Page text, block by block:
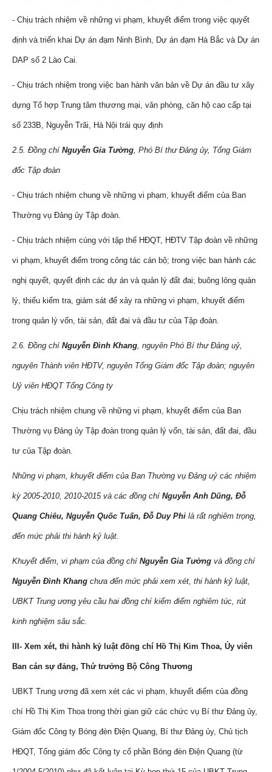
- Chịu trách nhiệm về những vi phạm, khuyết điểm trong việc quyết
định và triển khai Dự án đạm Ninh Bình, Dự án đạm Hà Bắc và Dự án
DAP số 2 Lào Cai.
- Chịu trách nhiệm trong việc ban hành văn bản về Dự án đầu tư xây
dựng Tổ hợp Trung tâm thương mại, văn phòng, căn hộ cao cấp tại
số 233B, Nguyễn Trãi, Hà Nội trái quy định
2.5. Đồng chí Nguyễn Gia Tường, Phó Bí thư Đảng ủy, Tổng Giám
đốc Tập đoàn
- Chịu trách nhiệm chung về những vi phạm, khuyết điểm của Ban
Thường vụ Đảng ủy Tập đoàn.
- Chịu trách nhiệm cùng với tập thể HĐQT, HĐTV Tập đoàn về những
vi phạm, khuyết điểm trong công tác cán bộ; trong việc ban hành các
nghị quyết, quyết định các dự án và quản lý đất đai; buông lỏng quản
lý, thiếu kiểm tra, giám sát để xảy ra những vi phạm, khuyết điểm
trong quản lý vốn, tài sản, đất đai và đầu tư của Tập đoàn.
2.6. Đồng chí Nguyễn Đình Khang, nguyên Phó Bí thư Đảng uỷ,
nguyên Thành viên HĐTV, nguyên Tổng Giám đốc Tập đoàn; nguyên
Uỷ viên HĐQT Tổng Công ty
Chịu trách nhiệm chung về những vi phạm, khuyết điểm của Ban
Thường vụ Đảng ủy Tập đoàn trong quản lý vốn, tài sản, đất đai, đầu
tư của Tập đoàn.
Những vi phạm, khuyết điểm của Ban Thường vụ Đảng uỷ các nhiệm
kỳ 2005-2010, 2010-2015 và các đồng chí Nguyễn Anh Dũng, Đỗ
Quang Chiêu, Nguyễn Quốc Tuấn, Đỗ Duy Phi là rất nghiêm trọng,
đến mức phải thi hành kỷ luật.
Khuyết điểm, vi phạm của đồng chí Nguyễn Gia Tường và đồng chí
Nguyễn Đình Khang chưa đến mức phải xem xét, thi hành kỷ luật,
UBKT Trung ương yêu cầu hai đồng chí kiểm điểm nghiêm túc, rút
kinh nghiệm sâu sắc.
III- Xem xét, thi hành kỷ luật đồng chí Hồ Thị Kim Thoa, Ủy viên
Ban cán sự đảng, Thứ trưởng Bộ Công Thương
UBKT Trung ương đã xem xét các vi phạm, khuyết điểm của đồng
chí Hồ Thị Kim Thoa trong thời gian giữ các chức vụ Bí thư Đảng ủy,
Giám đốc Công ty Bóng đèn Điện Quang, Bí thư Đảng ủy, Chủ tịch
HĐQT, Tổng giám đốc Công ty cổ phần Bóng đèn Điện Quang (từ